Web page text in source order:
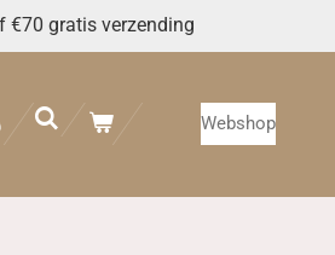
€70 gratis verzending
Webshop